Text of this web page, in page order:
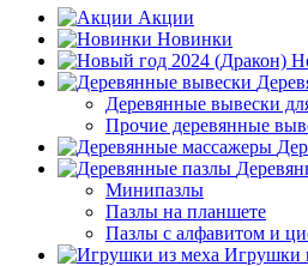
Акции
Новинки
Деревянные вывески
Прочие деревянные
Минипазлы
Пазлы на планшете
Пазлы с алфавитом и
Игрушки